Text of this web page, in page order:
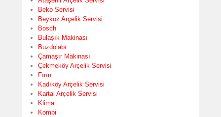
Beko Servisi
Beykoz Arçelik Servisi
Bosch
Bulaşık Makinası
Buzdolabı
Çamaşır Makinası
Çekmeköy Arçelik Servisi
Fırın
Kadıköy Arçelik Servisi
Kartal Arçelik Servisi
Klima
Kombi